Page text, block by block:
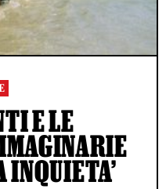
E LE
INQUIETA’